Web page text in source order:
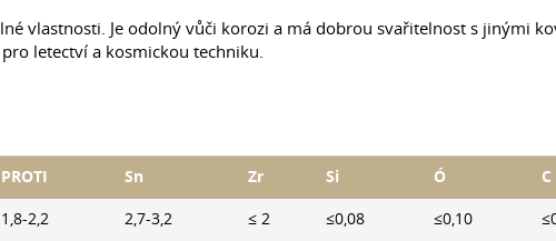
vlastnosti. Je odolný vůči korozi a má dobrou svařitelnost s jinými
letectví a kosmickou techniku.
PROTI Sn Zr Si Ó C
1,8-2,2 2,7-3,2 ≤ 2 ≤0,08 ≤0,10